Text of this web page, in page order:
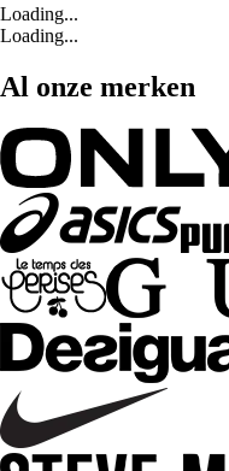
Loading...
Loading...
Al onze merken